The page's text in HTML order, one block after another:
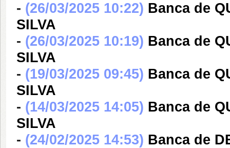
- (26/03/2025 10:22) Banca de
SILVA
- (26/03/2025 10:19) Banca de
SILVA
- (19/03/2025 09:45) Banca de
SILVA
- (14/03/2025 14:05) Banca de
SILVA
- (24/02/2025 14:53) Banca de